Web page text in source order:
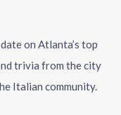
on Atlanta’s top
trivia from the city
Italian community.